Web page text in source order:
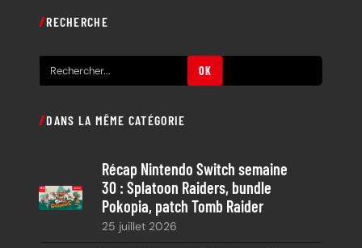
RECHERCHE
e
h
c
h
OK
DANS LA MÊME CATÉGORIE
Récap Nintendo Switch semaine
30 : Splatoon Raiders, bundle
Pokopia, patch Tomb Raider
25 juillet 2026